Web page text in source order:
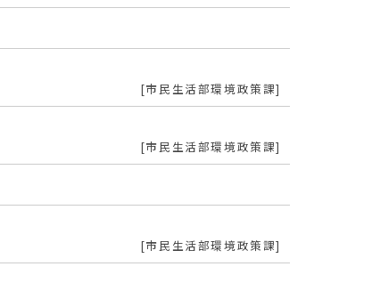
市民生活部環境政策課
市民生活部環境政策課
市民生活部環境政策課